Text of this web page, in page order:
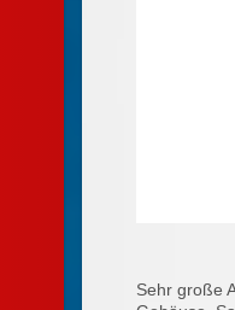
Sehr große